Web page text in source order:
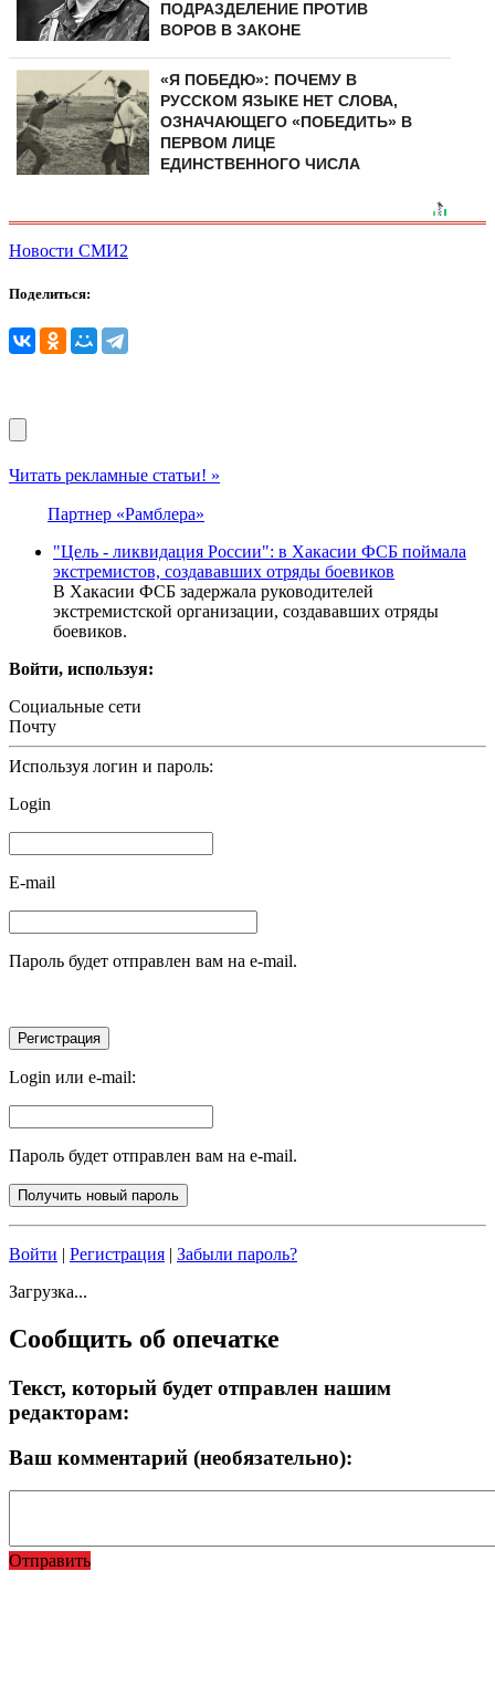
ПОДРАЗДЕЛЕНИЕ ПРОТИВ
ВОРОВ В ЗАКОНЕ
«Я ПОБЕДЮ»: ПОЧЕМУ В
РУССКОМ ЯЗЫКЕ НЕТ СЛОВА,
ОЗНАЧАЮЩЕГО «ПОБЕДИТЬ» В
ПЕРВОМ ЛИЦЕ
ЕДИНСТВЕННОГО ЧИСЛА
Новости СМИ2
Поделиться:
Читать рекламные статьи! »
Партнер «Рамблера»
"Цель - ликвидация России": в Хакасии ФСБ поймала
экстремистов, создававших отряды боевиков
В Хакасии ФСБ задержала руководителей
экстремистской организации, создававших отряды
боевиков.
Войти, используя:
Социальные сети
Почту
Используя логин и пароль:
Login
E-mail
Пароль будет отправлен вам на e-mail.
Login или e-mail:
Пароль будет отправлен вам на e-mail.
Войти | Регистрация | Забыли пароль?
Загрузка...
Сообщить об опечатке
Текст, который будет отправлен нашим
редакторам:
Ваш комментарий (необязательно):
Отправить